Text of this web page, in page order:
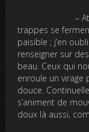
– Attention
trappes se
paisible ; j’en
renseigner sur
beau. Ceux qui
enroule un
douce.
s’animent de
doux là aussi,